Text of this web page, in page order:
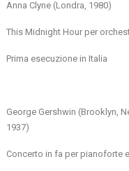
Anna Clyne (Londra, 1980)
This Midnight Hour per
Prima esecuzione in Italia
George Gershwin (Brooklyn,
1937)
Concerto in fa per pianoforte